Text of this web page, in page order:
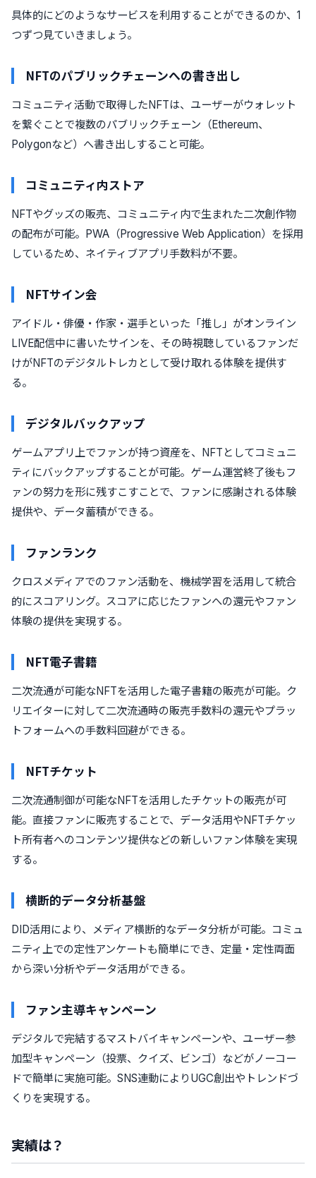
具体的にどのようなサービスを利用することができるのか、1
つずつ見ていきましょう。
NFTのパブリックチェーンへの書き出し
コミュニティ活動で取得したNFTは、ユーザーがウォレット
を繋ぐことで複数のパブリックチェーン（Ethereum、
Polygonなど）へ書き出しすること可能。
コミュニティ内ストア
NFTやグッズの販売、コミュニティ内で生まれた二次創作物
の配布が可能。PWA（Progressive Web Application）を採用
しているため、ネイティブアプリ手数料が不要。
NFTサイン会
アイドル・俳優・作家・選手といった「推し」がオンライン
LIVE配信中に書いたサインを、その時視聴しているファンだ
けがNFTのデジタルトレカとして受け取れる体験を提供す
る。
デジタルバックアップ
ゲームアプリ上でファンが持つ資産を、NFTとしてコミュニ
ティにバックアップすることが可能。ゲーム運営終了後もフ
ァンの努力を形に残すこすことで、ファンに感謝される体験
提供や、データ蓄積ができる。
ファンランク
クロスメディアでのファン活動を、機械学習を活用して統合
的にスコアリング。スコアに応じたファンへの還元やファン
体験の提供を実現する。
NFT電子書籍
二次流通が可能なNFTを活用した電子書籍の販売が可能。ク
リエイターに対して二次流通時の販売手数料の還元やプラッ
トフォームへの手数料回避ができる。
NFTチケット
二次流通制御が可能なNFTを活用したチケットの販売が可
能。直接ファンに販売することで、データ活用やNFTチケッ
ト所有者へのコンテンツ提供などの新しいファン体験を実現
する。
横断的データ分析基盤
DID活用により、メディア横断的なデータ分析が可能。コミュ
ニティ上での定性アンケートも簡単にでき、定量・定性両面
から深い分析やデータ活用ができる。
ファン主導キャンペーン
デジタルで完結するマストバイキャンペーンや、ユーザー参
加型キャンペーン（投票、クイズ、ビンゴ）などがノーコー
ドで簡単に実施可能。SNS連動によりUGC創出やトレンドづ
くりを実現する。
実績は？